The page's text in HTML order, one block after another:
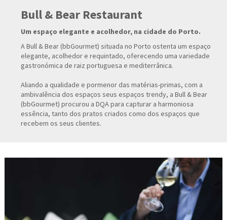
Bull & Bear Restaurant
Um espaço elegante e acolhedor, na cidade do Porto.
A Bull & Bear (bbGourmet) situada no Porto ostenta um espaço
elegante, acolhedor e requintado, oferecendo uma variedade
gastronómica de raiz portuguesa e mediterrânica.
Aliando a qualidade e pormenor das matérias-primas, com a
ambivalência dos espaços seus espaços trendy, a Bull & Bear
(bbGourmet) procurou a DQA para capturar a harmoniosa
essência, tanto dos pratos criados como dos espaços que
recebem os seus clientes.